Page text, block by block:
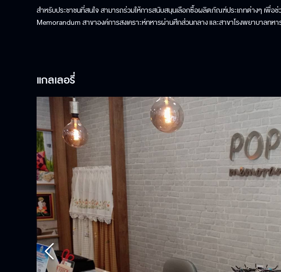
สำหรับประชาชนที่สนใจ สามารถร่วมให้การสนับสนุนเลือกซื้อผลิตภัณฑ์ประเภทต่างๆ เพื่อ
Memorandum สาขาองค์การสงเคราะห์ทหารผ่านศึกส่วนกลาง และสาขาโรงพยาบาลทห
แกลเลอรี่